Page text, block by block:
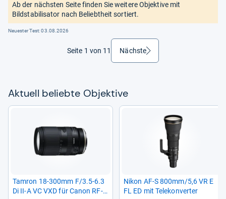
Ab der nächsten Seite finden Sie weitere Objektive mit
Bildstabilisator nach Beliebtheit sortiert.
Neuester Test:03.08.2026
Seite 1 von 11 Nächsteweiter
Aktu­ell beliebte Objek­tive
Tam­ron 18-​300mm F/3.5-​6.3
Di II-​A VC VXD für Canon RF-​
Nikon AF-​S 800mm/5,6 VR E
FL ED mit Tele­kon­ver­ter